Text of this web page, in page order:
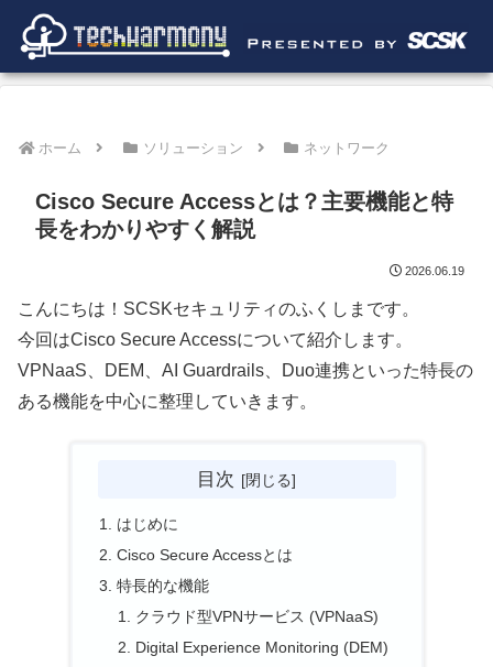
ホーム ソリューション ネットワーク
Cisco Secure Accessとは？主要機能と特
長をわかりやすく解説
2026.06.19
こんにちは！SCSKセキュリティのふくしまです。
今回はCisco Secure Accessについて紹介します。
VPNaaS、DEM、AI Guardrails、Duo連携といった特長の
ある機能を中心に整理していきます。
目次
はじめに
Cisco Secure Accessとは
特長的な機能
クラウド型VPNサービス (VPNaaS)
Digital Experience Monitoring (DEM)